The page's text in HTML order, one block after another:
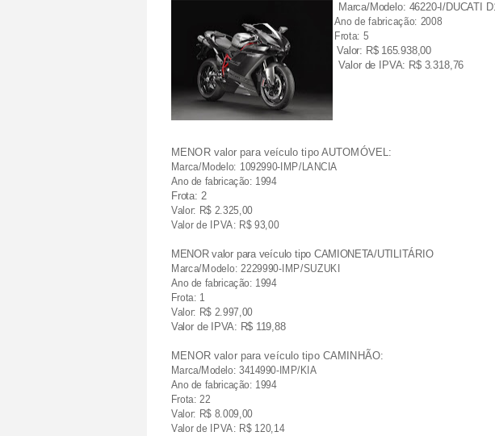
Marca/Modelo: 46220-I/DUCATI
Ano de fabricação: 2008
Frota: 5
Valor: R$ 165.938,00
Valor de IPVA: R$ 3.318,76
MENOR valor para veículo tipo AUTOMÓVEL:
Marca/Modelo: 1092990-IMP/LANCIA
Ano de fabricação: 1994
Frota: 2
Valor: R$ 2.325,00
Valor de IPVA: R$ 93,00
MENOR valor para veículo tipo CAMIONETA/UTILITÁRIO
Marca/Modelo: 2229990-IMP/SUZUKI
Ano de fabricação: 1994
Frota: 1
Valor: R$ 2.997,00
Valor de IPVA: R$ 119,88
MENOR valor para veículo tipo CAMINHÃO:
Marca/Modelo: 3414990-IMP/KIA
Ano de fabricação: 1994
Frota: 22
Valor: R$ 8.009,00
Valor de IPVA: R$ 120,14